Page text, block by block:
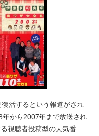
活するという報道がされ
年から2007年まで放送され
視聴者投稿型の人気番組